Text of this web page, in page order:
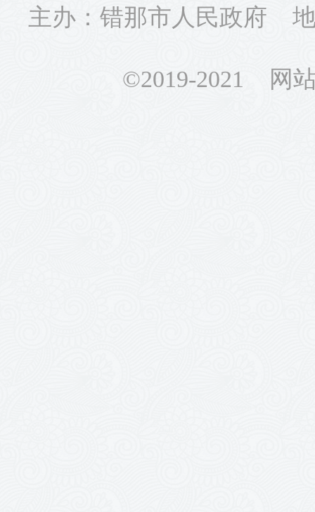
主办：错那市人民政府
©2019-2021 网